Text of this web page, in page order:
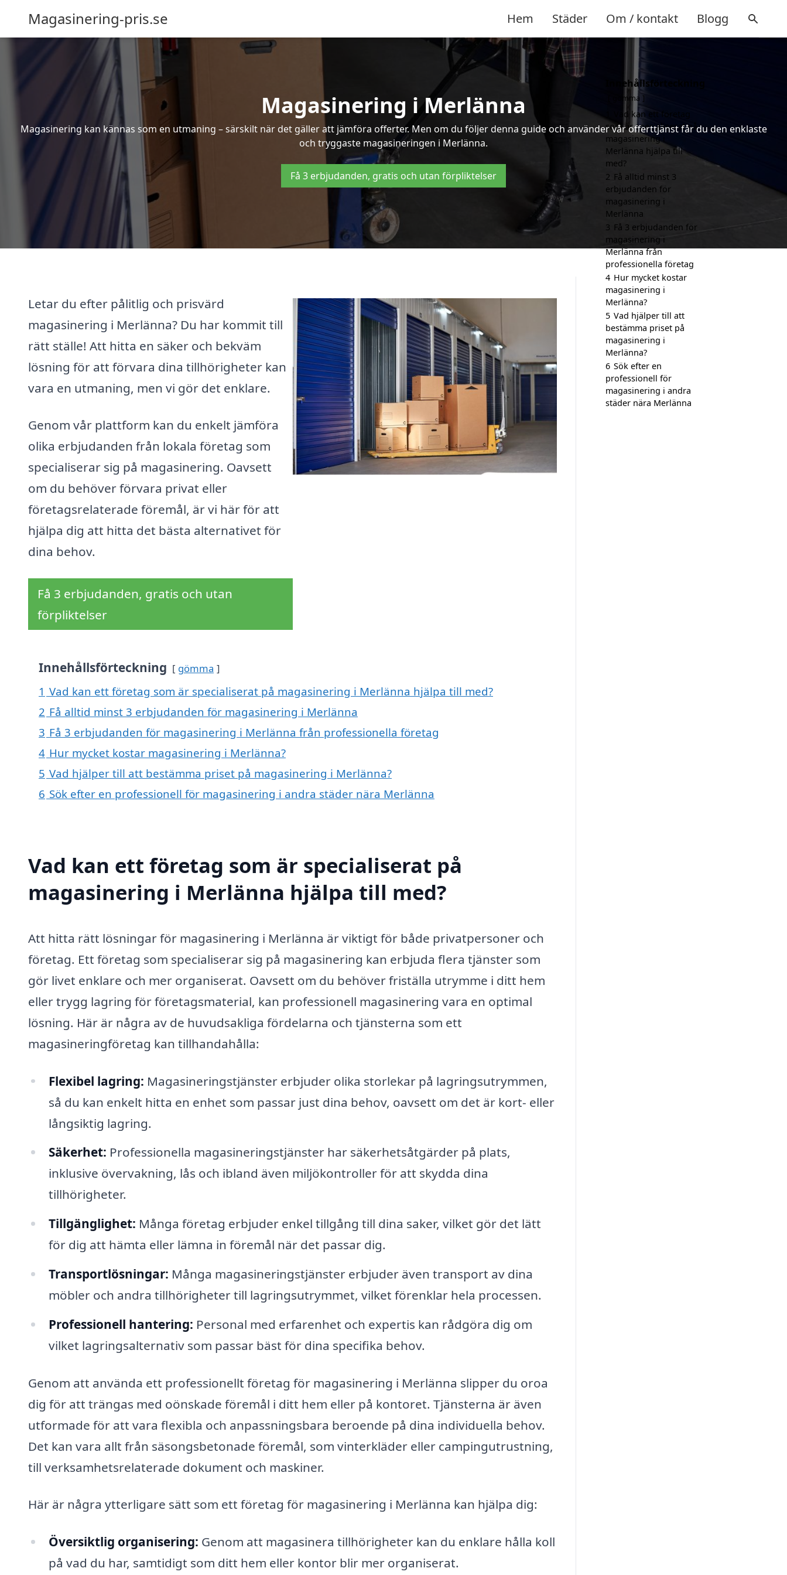
Magasinering-pris.se Hem Städer Om / kontakt Blogg
Magasinering i Merlänna
Magasinering kan kännas som en utmaning – särskilt när det gäller att jämföra offerter. Men om du följer denna guide och använder vår offerttjänst får du den enklaste
och tryggaste magasineringen i Merlänna.
Få 3 erbjudanden, gratis och utan förpliktelser
Letar du efter pålitlig och prisvärd
magasinering i Merlänna? Du har kommit till
rätt ställe! Att hitta en säker och bekväm
lösning för att förvara dina tillhörigheter kan
vara en utmaning, men vi gör det enklare.
Genom vår plattform kan du enkelt jämföra
olika erbjudanden från lokala företag som
specialiserar sig på magasinering. Oavsett
om du behöver förvara privat eller
företagsrelaterade föremål, är vi här för att
hjälpa dig att hitta det bästa alternativet för
dina behov.
Få 3 erbjudanden, gratis och utan
förpliktelser
Innehållsförteckning gömma
1 Vad kan ett företag som är specialiserat på magasinering i Merlänna hjälpa till med?
2 Få alltid minst 3 erbjudanden för magasinering i Merlänna
3 Få 3 erbjudanden för magasinering i Merlänna från professionella företag
4 Hur mycket kostar magasinering i Merlänna?
5 Vad hjälper till att bestämma priset på magasinering i Merlänna?
6 Sök efter en professionell för magasinering i andra städer nära Merlänna
Vad kan ett företag som är specialiserat på
magasinering i Merlänna hjälpa till med?
Att hitta rätt lösningar för magasinering i Merlänna är viktigt för både privatpersoner och
företag. Ett företag som specialiserar sig på magasinering kan erbjuda flera tjänster som
gör livet enklare och mer organiserat. Oavsett om du behöver friställa utrymme i ditt hem
eller trygg lagring för företagsmaterial, kan professionell magasinering vara en optimal
lösning. Här är några av de huvudsakliga fördelarna och tjänsterna som ett
magasineringföretag kan tillhandahålla:
Flexibel lagring: Magasineringstjänster erbjuder olika storlekar på lagringsutrymmen,
så du kan enkelt hitta en enhet som passar just dina behov, oavsett om det är kort- eller
långsiktig lagring.
Säkerhet: Professionella magasineringstjänster har säkerhetsåtgärder på plats,
inklusive övervakning, lås och ibland även miljökontroller för att skydda dina
tillhörigheter.
Tillgänglighet: Många företag erbjuder enkel tillgång till dina saker, vilket gör det lätt
för dig att hämta eller lämna in föremål när det passar dig.
Transportlösningar: Många magasineringstjänster erbjuder även transport av dina
möbler och andra tillhörigheter till lagringsutrymmet, vilket förenklar hela processen.
Professionell hantering: Personal med erfarenhet och expertis kan rådgöra dig om
vilket lagringsalternativ som passar bäst för dina specifika behov.
Genom att använda ett professionellt företag för magasinering i Merlänna slipper du oroa
dig för att trängas med oönskade föremål i ditt hem eller på kontoret. Tjänsterna är även
utformade för att vara flexibla och anpassningsbara beroende på dina individuella behov.
Det kan vara allt från säsongsbetonade föremål, som vinterkläder eller campingutrustning,
till verksamhetsrelaterade dokument och maskiner.
Här är några ytterligare sätt som ett företag för magasinering i Merlänna kan hjälpa dig:
Översiktlig organisering: Genom att magasinera tillhörigheter kan du enklare hålla koll
på vad du har, samtidigt som ditt hem eller kontor blir mer organiserat.
Innehållsförteckning
gömma
Vad kan ett företag
som är specialiserat på
magasinering i
Merlänna hjälpa till
med?
2 Få alltid minst 3
erbjudanden för
magasinering i
Merlänna
3 Få 3 erbjudanden för
magasinering i
Merlänna från
professionella företag
4 Hur mycket kostar
magasinering i
Merlänna?
5 Vad hjälper till att
bestämma priset på
magasinering i
Merlänna?
6 Sök efter en
professionell för
magasinering i andra
städer nära Merlänna